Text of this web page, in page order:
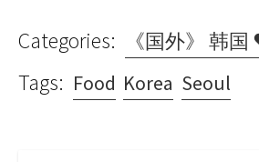
Categories: 《国外》 韩
Tags: Food Korea Seoul